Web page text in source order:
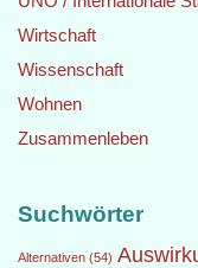
Wirtschaft
Wissenschaft
Wohnen
Zusammenleben
Suchwörter
Alternativen (54)